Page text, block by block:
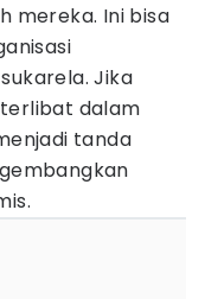
mereka. Ini bisa
Jika
dalam
tanda